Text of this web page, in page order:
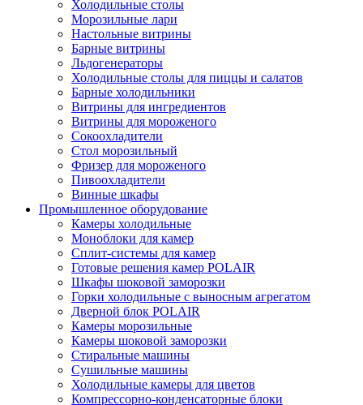
Холодильные столы
Морозильные лари
Настольные витрины
Барные витрины
Льдогенераторы
Холодильные столы для пиццы и салатов
Барные холодильники
Витрины для ингредиентов
Витрины для мороженого
Сокоохладители
Стол морозильный
Фризер для мороженого
Пивоохладители
Винные шкафы
Промышленное оборудование
Камеры холодильные
Моноблоки для камер
Сплит-системы для камер
Готовые решения камер POLAIR
Шкафы шоковой заморозки
Горки холодильные с выносным агрегатом
Дверной блок POLAIR
Камеры морозильные
Камеры шоковой заморозки
Стиральные машины
Сушильные машины
Холодильные камеры для цветов
Компрессорно-конденсаторные блоки